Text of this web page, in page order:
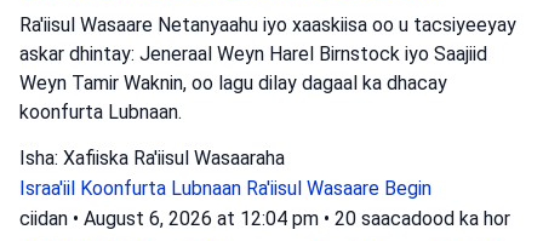
Ra'iisul Wasaare Netanyaahu iyo xaaskiisa oo u tacsiyeeyay
askar dhintay: Jeneraal Weyn Harel Birnstock iyo Saajiid
Weyn Tamir Waknin, oo lagu dilay dagaal ka dhacay
koonfurta Lubnaan.
Isha: Xafiiska Ra'iisul Wasaaraha
Israa'iil Koonfurta Lubnaan Ra'iisul Wasaare Begin
ciidan • August 6, 2026 at 12:04 pm • 20 saacadood ka hor